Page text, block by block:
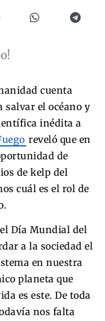
cuenta
salvar el océano y
inédita a
reveló que en
de
de kelp del
cuál es el rol de
Día Mundial del
a la sociedad el
en nuestra
planeta que
es este. De toda
nos falta